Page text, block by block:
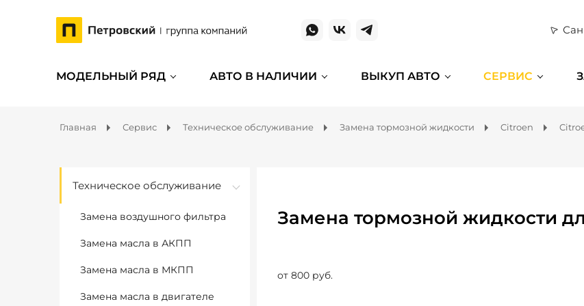
МОДЕЛЬНЫЙ РЯД АВТО В НАЛИЧИИ ВЫКУП АВТО СЕРВИС
Главная Сервис Техническое обслуживание Замена тормозной жидкости Citroen
Техническое обслуживание
Замена воздушного фильтра
Замена масла в АКПП
Замена масла в МКПП
Замена масла в двигателе
Замена тормозной жидкости
от 800 руб.